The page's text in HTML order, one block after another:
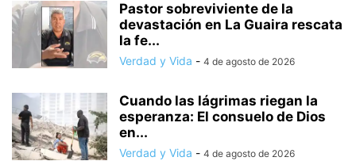
Pastor sobreviviente de la
devastación en La Guaira rescata
la fe...
Verdad y Vida - 4 de agosto de 2026
Cuando las lágrimas riegan la
esperanza: El consuelo de Dios
en...
Verdad y Vida - 4 de agosto de 2026